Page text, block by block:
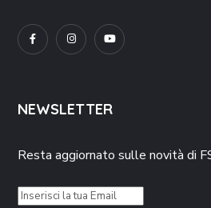
NEWSLETTER
Resta aggiornato sulle novità di